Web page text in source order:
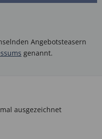
Angebotsteasern
genannt.
ausgezeichnet